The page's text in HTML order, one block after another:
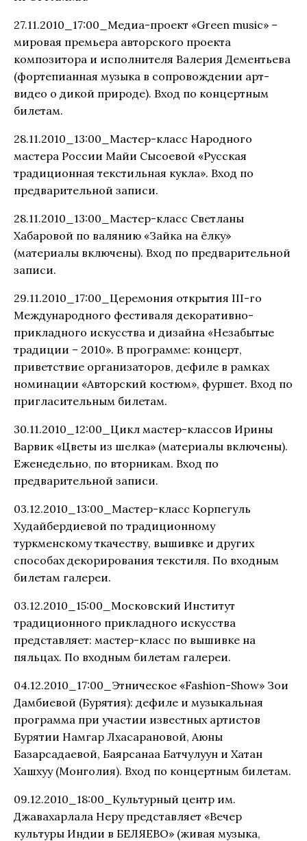
27.11.2010_17:00_Медиа-проект «Green music» –
мировая премьера авторского проекта
композитора и исполнителя Валерия Дементьева
(фортепианная музыка в сопровождении арт-
видео о дикой природе). Вход по концертным
билетам.
28.11.2010_13:00_Мастер-класс Народного
мастера России Майи Сысоевой «Русская
традиционная текстильная кукла». Вход по
предварительной записи.
28.11.2010_13:00_Мастер-класс Светланы
Хабаровой по валянию «Зайка на ёлку»
(материалы включены). Вход по предварительной
записи.
29.11.2010_17:00_Церемония открытия III-го
Международного фестиваля декоративно-
прикладного искусства и дизайна «Незабытые
традиции – 2010». В программе: концерт,
приветствие организаторов, дефиле в рамках
номинации «Авторский костюм», фуршет. Вход по
пригласительным билетам.
30.11.2010_12:00_Цикл мастер-классов Ирины
Варвик «Цветы из шелка» (материалы включены).
Еженедельно, по вторникам. Вход по
предварительной записи.
03.12.2010_13:00_Мастер-класс Корпегуль
Худайбердиевой по традиционному
туркменскому ткачеству, вышивке и других
способах декорирования текстиля. По входным
билетам галереи.
03.12.2010_15:00_Московский Институт
традиционного прикладного искусства
представляет: мастер-класс по вышивке на
пяльцах. По входным билетам галереи.
04.12.2010_17:00_Этническое «Fashion-Show» Зои
Дамбиевой (Бурятия): дефиле и музыкальная
программа при участии известных артистов
Бурятии Намгар Лхасарановой, Аюны
Базарсадаевой, Баярсанаа Батчулуун и Хатан
Хашхуу (Монголия). Вход по концертным билетам.
09.12.2010_18:00_Культурный центр им.
Джавахарлала Неру представляет «Вечер
культуры Индии в БЕЛЯЕВО» (живая музыка,